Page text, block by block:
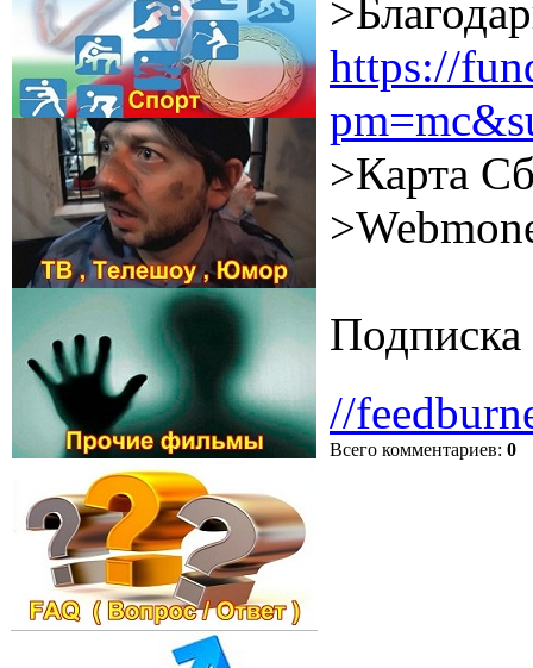
https://
>Карта
Подписка
//
Всего комментариев: 0